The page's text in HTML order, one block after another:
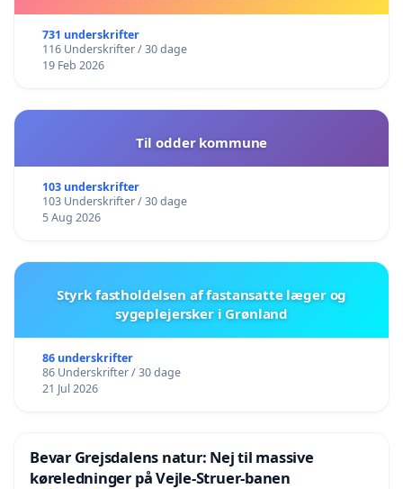
731 underskrifter
116 Underskrifter / 30 dage
19 Feb 2026
Til odder kommune
103 underskrifter
103 Underskrifter / 30 dage
5 Aug 2026
Styrk fastholdelsen af fastansatte læger og
sygeplejersker i Grønland
86 underskrifter
86 Underskrifter / 30 dage
21 Jul 2026
Bevar Grejsdalens natur: Nej til massive
køreledninger på Vejle-Struer-banen